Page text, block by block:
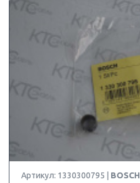
Артикул: 1330300795 | BOSCH